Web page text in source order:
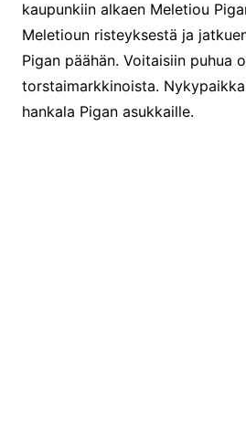
kaupunkiin alkaen Meletiou
Meletioun risteyksestä ja
Pigan päähän. Voitaisiin puhua
torstaimarkkinoista.
hankala Pigan asukkaille.